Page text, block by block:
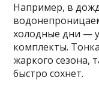
Например, в
холодные дни —
комплекты.
жаркого сезона,
быстро сохнет.